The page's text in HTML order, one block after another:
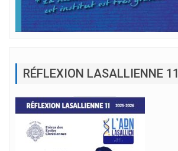
RÉFLEXION LASALLIENNE 11